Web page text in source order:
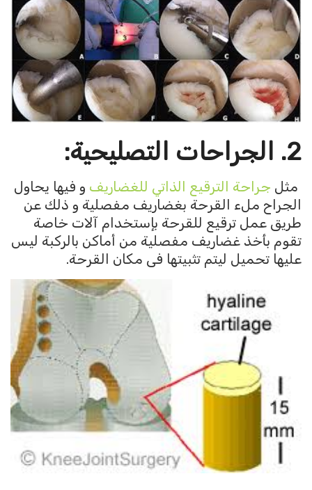
2. الجراحات التصليحية:
مثل جراحة الترقيع الذاتي للغضاريفو فيها يحاول
الجراح ملء القرحة بغضاريف مفصلية و ذلك عن
طريق عمل ترقيع للقرحة بإستخدام آلات خاصة
تقوم بأخذ غضاريف مفصلية من أماكن بالركبة ليس
عليها تحميل ليتم تثبيتها فى مكان القرحة.